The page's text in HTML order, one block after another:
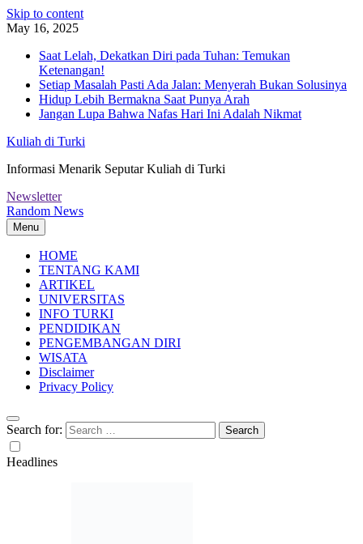
Skip to content
May 16, 2025
Saat Lelah, Dekatkan Diri pada Tuhan: Temukan
Ketenangan!
Setiap Masalah Pasti Ada Jalan: Menyerah Bukan Solusinya
Hidup Lebih Bermakna Saat Punya Arah
Jangan Lupa Bahwa Nafas Hari Ini Adalah Nikmat
Kuliah di Turki
Informasi Menarik Seputar Kuliah di Turki
Newsletter
Random News
Menu
HOME
TENTANG KAMI
ARTIKEL
UNIVERSITAS
INFO TURKI
PENDIDIKAN
PENGEMBANGAN DIRI
WISATA
Disclaimer
Privacy Policy
Search for:
Headlines